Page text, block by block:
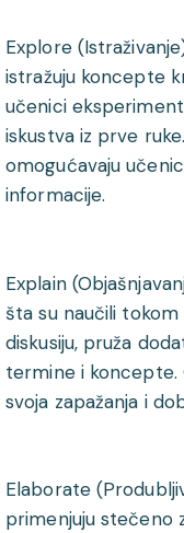
Explore
istražuju koncepte
učenici
iskustva iz prve
omogućavaju
informacije.
Explain
šta su naučili tokom
diskusiju, pruža
termine i koncepte.
svoja zapažanja i
Elaborate
primenjuju stečeno